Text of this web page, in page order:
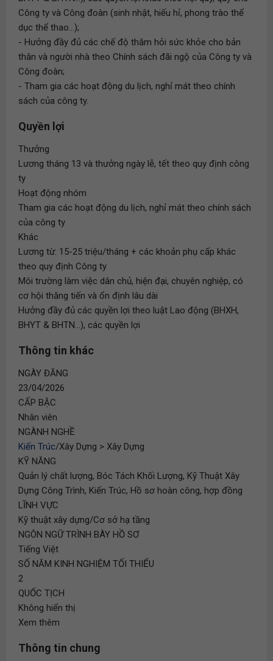
Công ty và Công đoàn (sinh nhật, hiếu hỉ, phong trào thể
dục thể thao...);
- Hưởng đầy đủ các chế độ thăm hỏi sức khỏe cho bản
thân và người nhà theo Chính sách đãi ngộ của Công ty và
Công đoàn;
- Tham gia các hoạt động du lịch, nghỉ mát theo chính
sách của công ty.
Quyền lợi
Thưởng
Lương tháng 13 và thưởng ngày lễ, tết theo quy định công
ty
Hoạt động nhóm
Tham gia các hoạt động du lịch, nghỉ mát theo chính sách
của công ty
Khác
Lương từ: 15-25 triệu/tháng + các khoản phụ cấp khác
theo quy định Công ty
Môi trường làm việc dân chủ, hiện đại, chuyên nghiệp, có
cơ hội thăng tiến và ổn định lâu dài
Hưởng đầy đủ các quyền lợi theo luật Lao động (BHXH,
BHYT & BHTN...), các quyền lợi
Thông tin khác
NGÀY ĐĂNG
23/04/2026
CẤP BẬC
Nhân viên
NGÀNH NGHỀ
Kiến Trúc/Xây Dựng > Xây Dựng
KỸ NĂNG
Quản lý chất lượng, Bóc Tách Khối Lượng, Kỹ Thuật Xây
Dựng Công Trình, Kiến Trúc, Hồ sơ hoàn công, hợp đồng
LĨNH VỰC
Kỹ thuật xây dựng/Cơ sở hạ tầng
NGÔN NGỮ TRÌNH BÀY HỒ SƠ
Tiếng Việt
SỐ NĂM KINH NGHIỆM TỐI THIỂU
2
QUỐC TỊCH
Không hiển thị
Xem thêm
Thông tin chung